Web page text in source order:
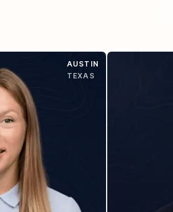
AUSTIN
TEXAS